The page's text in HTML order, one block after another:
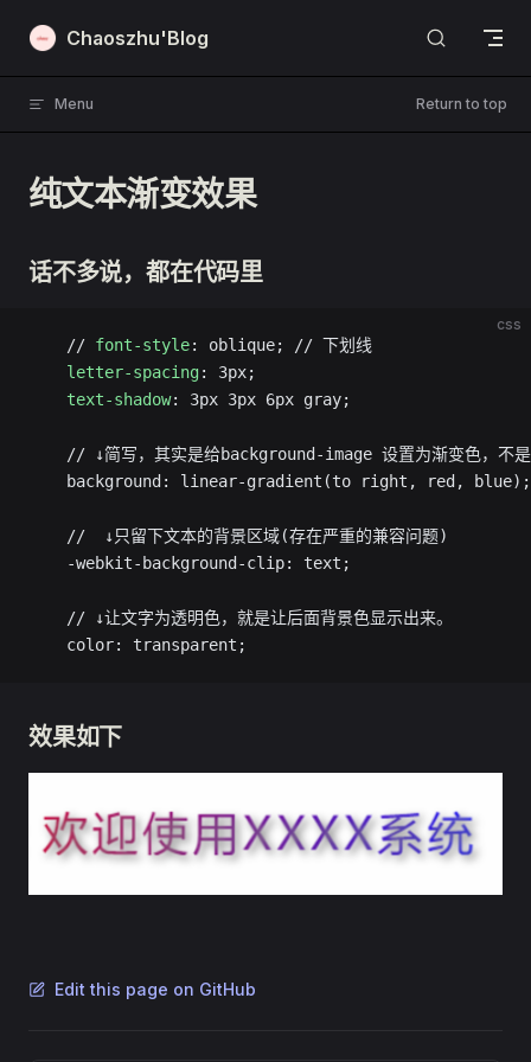
Skip to content
Chaoszhu'Blog
Menu Return to top
纯文本渐变效果
话不多说，都在代码里
css
    //
font-style: oblique; // 下划线
    letter-spacing
: 3px;
    text-shadow
: 3px 3px 6px gray;
// ↓简写，其实是给background-image 设置为渐变色，不
background: linear-gradient(to right, red,
    //  ↓只留下文本的背景区域(存在严重的兼容问题)
    -webkit-background-clip: text;
    // ↓让文字为透明色，就是让后面背景色显示出来。
    color: transparent;
效果如下
Edit this page on GitHub